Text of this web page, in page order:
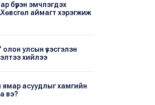
бүрэн эмчлэгдэх
аймагт хэрэгжиж
улсын үзэсгэлэн
хийлээ
ямар асуудлыг хамгийн
вэ?